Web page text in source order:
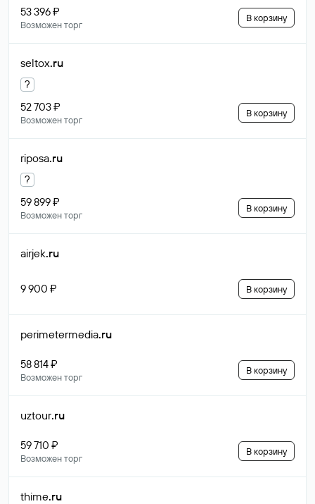
53 396 ₽
Возможен торг
В корзину
seltox.ru
?
52 703 ₽
Возможен торг
В корзину
riposa.ru
?
59 899 ₽
Возможен торг
В корзину
airjek.ru
9 900 ₽ В корзину
perimetermedia.ru
58 814 ₽
Возможен торг
В корзину
uztour.ru
59 710 ₽
Возможен торг
В корзину
thime.ru